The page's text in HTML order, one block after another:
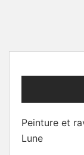
Peinture et
Lune